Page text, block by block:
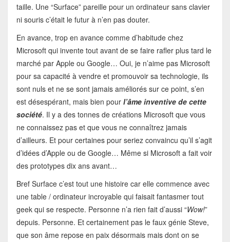
taille. Une “Surface” pareille pour un ordinateur sans clavier
ni souris c’était le futur à n’en pas douter.
En avance, trop en avance comme d’habitude chez
Microsoft qui invente tout avant de se faire rafler plus tard le
marché par Apple ou Google… Oui, je n’aime pas Microsoft
pour sa capacité à vendre et promouvoir sa technologie, ils
sont nuls et ne se sont jamais améliorés sur ce point, s’en
est désespérant, mais bien pour l’âme inventive de cette
société. Il y a des tonnes de créations Microsoft que vous
ne connaissez pas et que vous ne connaîtrez jamais
d’ailleurs. Et pour certaines pour seriez convaincu qu’il s’agit
d’idées d’Apple ou de Google… Même si Microsoft a fait voir
des prototypes dix ans avant…
Bref Surface c’est tout une histoire car elle commence avec
une table / ordinateur incroyable qui faisait fantasmer tout
geek qui se respecte. Personne n’a rien fait d’aussi “Wow!”
depuis. Personne. Et certainement pas le faux génie Steve,
que son âme repose en paix désormais mais dont on se